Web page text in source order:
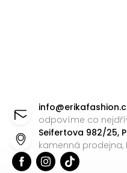
info@
odpovíme co
Seifertova 982/25,
kamenná prodejna,